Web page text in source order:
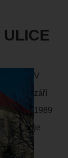
ULICE
V
září
1989
je